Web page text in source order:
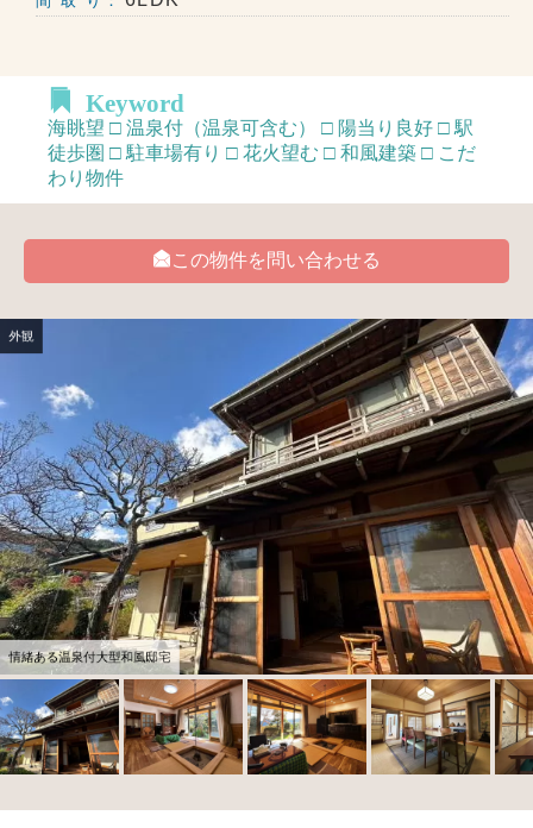
Keyword
海眺望 □ 温泉付（温泉可含む） □ 陽当り良好 □ 駅
徒歩圏 □ 駐車場有り □ 花火望む □ 和風建築 □ こだ
わり物件
この物件を問い合わせる
外観
情緒ある温泉付大型和風邸宅